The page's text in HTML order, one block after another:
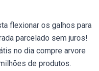
flexionar os galhos para
parcelado sem juros!
no dia compre arvore
de produtos.